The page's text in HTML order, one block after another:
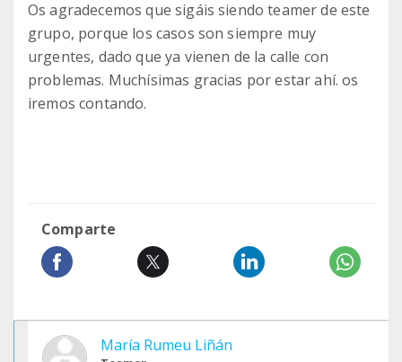
Os agradecemos que sigáis siendo teamer de este
grupo, porque los casos son siempre muy
urgentes, dado que ya vienen de la calle con
problemas. Muchísimas gracias por estar ahí. os
iremos contando.
Comparte
María Rumeu Liñán